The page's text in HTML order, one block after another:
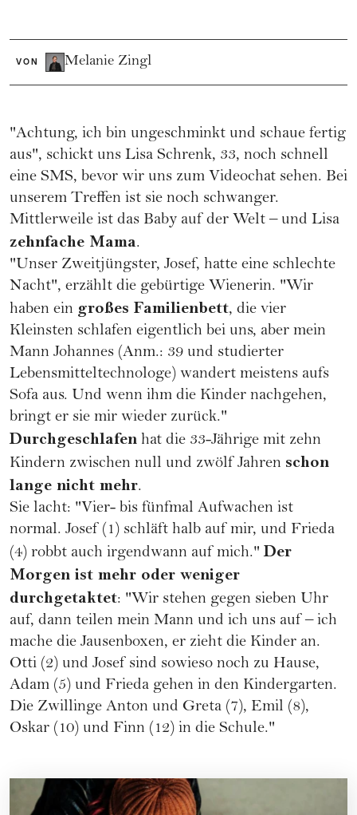
VON Melanie Zingl
"Achtung, ich bin ungeschminkt und schaue fertig
aus", schickt uns Lisa Schrenk, 33, noch schnell
eine SMS, bevor wir uns zum Videochat sehen. Bei
unserem Treffen ist sie noch schwanger.
Mittlerweile ist das Baby auf der Welt – und Lisa
zehnfache Mama.
"Unser Zweitjüngster, Josef, hatte eine schlechte
Nacht", erzählt die gebürtige Wienerin. "Wir
haben ein großes Familienbett, die vier
Kleinsten schlafen eigentlich bei uns, aber mein
Mann Johannes (Anm.: 39 und studierter
Lebensmitteltechnologe) wandert meistens aufs
Sofa aus. Und wenn ihm die Kinder nachgehen,
bringt er sie mir wieder zurück."
Durchgeschlafen hat die 33-Jährige mit zehn
Kindern zwischen null und zwölf Jahren schon
lange nicht mehr.
Sie lacht: "Vier- bis fünfmal Aufwachen ist
normal. Josef (1) schläft halb auf mir, und Frieda
(4) robbt auch irgendwann auf mich."Der
Morgen ist mehr oder weniger
durchgetaktet: "Wir stehen gegen sieben Uhr
auf, dann teilen mein Mann und ich uns auf – ich
mache die Jausenboxen, er zieht die Kinder an.
Otti (2) und Josef sind sowieso noch zu Hause,
Adam (5) und Frieda gehen in den Kindergarten.
Die Zwillinge Anton und Greta (7), Emil (8),
Oskar (10) und Finn (12) in die Schule."